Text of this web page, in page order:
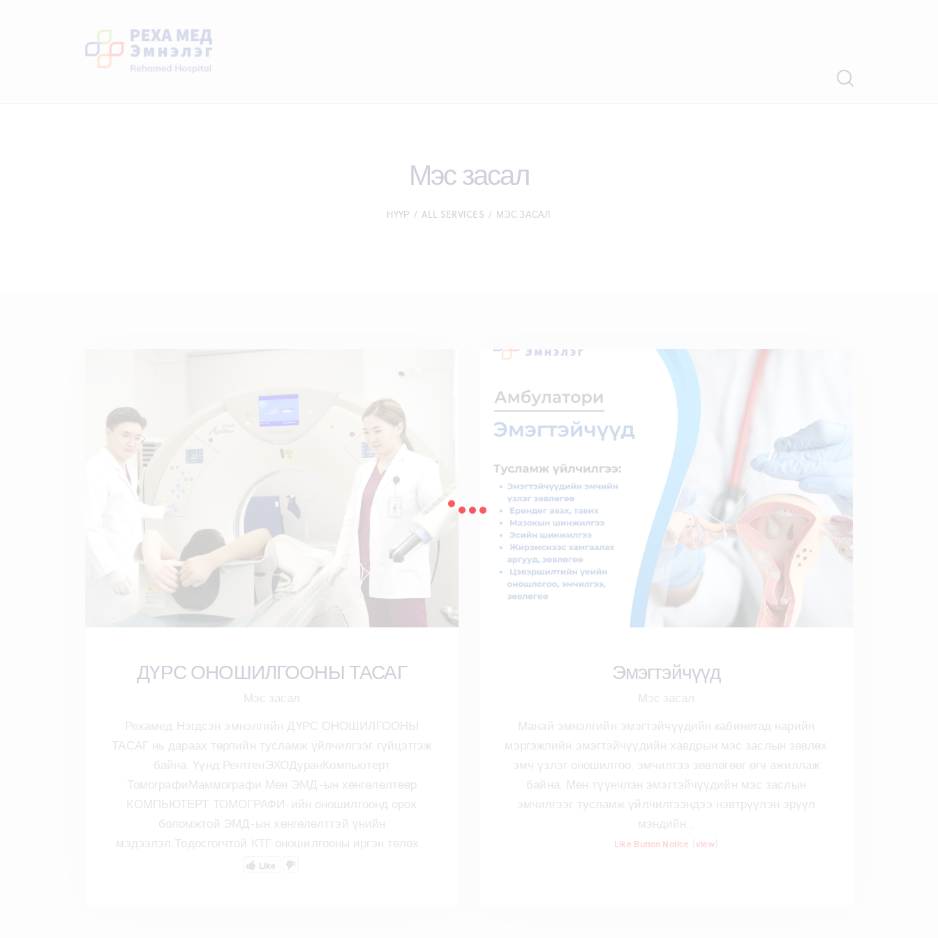
Мэс засал
НҮҮР ALL SERVICES МЭС ЗАСАЛ
ДҮРС ОНОШИЛГООНЫ ТАСАГ
Мэс засал
Рехамед Нэгдсэн эмнэлгийн ДҮРС ОНОШИЛГООНЫ
ТАСАГ нь дараах төрлийн тусламж үйлчилгээг гүйцэтгэж
байна. Үүнд:РентгенЭХОДуранКомпьютерт
ТомографиМаммографи Мөн ЭМД-ын хөнгөлөлтөөр
КОМПЬЮТЕРТ ТОМОГРАФИ-ийн оношилгоонд орох
боломжтой.ЭМД-ын хөнгөлөлттэй үнийн
мэдээлэл:Тодосгогчтой КТГ оношилгооны иргэн төлөх…
Like
Эмэгтэйчүүд
Мэс засал
Манай эмнэлгийн эмэгтэйчүүдийн кабинетад нарийн
мэргэжлийн эмэгтэйчүүдийн хавдрын мэс заслын зөвлөх
эмч үзлэг оношилгоо, эмчилгээ зөвлөгөөг өгч ажиллаж
байна. Мөн түүнчлэн эмэгтэйчүүдийн мэс заслын
эмчилгээг тусламж үйлчилгээндээ нэвтрүүлэн эрүүл
мэндийн…
Like Button Notice (view)